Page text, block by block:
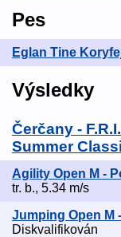
Pes
Eglan Tine
Výsledky
Čerčany -
Summer
Agility Open M -
tr. b., 5.34 m/s
Jumping Open M
Diskvalifikován